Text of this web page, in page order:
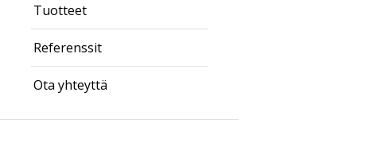
Tuotteet
Referenssit
Ota yhteyttä